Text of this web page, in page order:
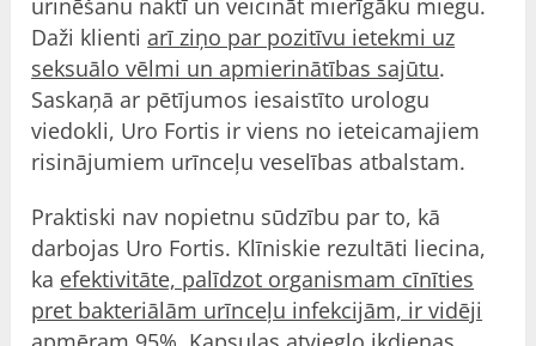
Daži klientiarī ziņo par pozitīvu ietekmi uz
seksuālo vēlmi un apmierinātības sajūtu.
Saskaņā ar pētījumos iesaistīto urologu
viedokli, Uro Fortis ir viens no ieteicamajiem
risinājumiem urīnceļu veselības atbalstam.
Praktiski nav nopietnu sūdzību par to, kā
darbojas Uro Fortis. Klīniskie rezultāti liecina,
ka efektivitāte, palīdzot organismam cīnīties
pret bakteriālām urīnceļu infekcijām, ir vidēji